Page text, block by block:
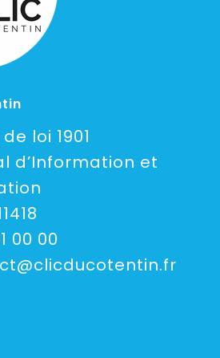
loi 1901
d’Information et
00 00